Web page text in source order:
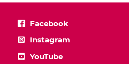
Facebook
Instagram
YouTube